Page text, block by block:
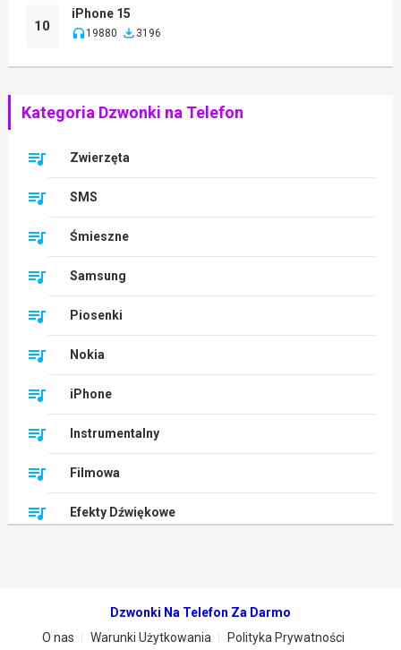
10
iPhone 15
19880 3196
Kategoria Dzwonki na Telefon
Zwierzęta
SMS
Śmieszne
Samsung
Piosenki
Nokia
iPhone
Instrumentalny
Filmowa
Efekty Dźwiękowe
Dzwonki Na Telefon Za Darmo
O nas
Warunki Użytkowania Polityka Prywatności